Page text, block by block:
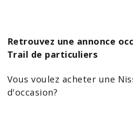
Retrouvez une annonce
Trail de particuliers
Vous voulez acheter une
d'occasion?